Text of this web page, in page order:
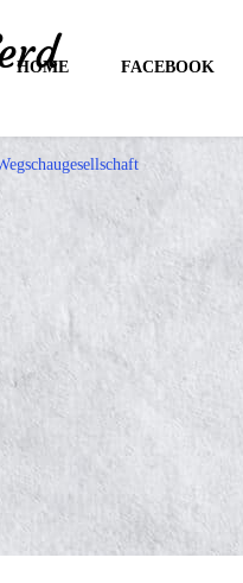
HOME FACEBOOK